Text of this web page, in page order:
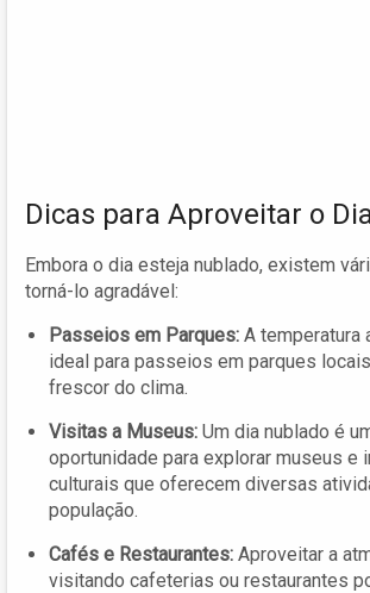
Dicas para Aproveitar o
Embora o dia esteja nublado, existem
torná-lo agradável:
Passeios em Parques: A temperatura
ideal para passeios em parques
frescor do clima.
Visitas a Museus: Um dia nublado é
oportunidade para explorar museus e
culturais que oferecem diversas
população.
Cafés e Restaurantes: Aproveitar a
visitando cafeterias ou restaurantes